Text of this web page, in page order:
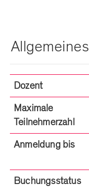
Allgemeines
Dozent
Maximale
Teilnehmerzahl
Anmeldung bis
Buchungsstatus